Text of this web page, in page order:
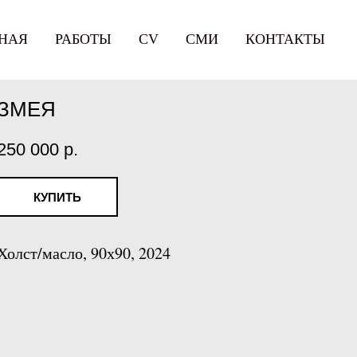
РАБОТЫ СV СМИ КОНТАКТЫ
000 р.
КУПИТЬ
масло, 90х90, 2024